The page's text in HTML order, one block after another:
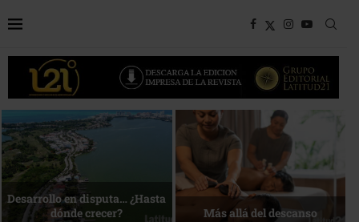
Bottega, un viaje servido a la
mesa
Energía que Impulsa la
competitividad